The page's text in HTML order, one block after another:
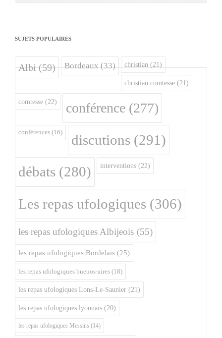
SUJETS POPULAIRES
Albi(59) Bordeaux(33) christian (21)
christian comtesse (21)
comtesse (22) conférence (277)
conférences (16) discutions (291)
débats (280) interventions (22)
Les repas ufologiques (306)
les repas ufologiques Albijeois (55)
les repas ufologiques Bordelais (25)
les repas ufologiques buenos-aires (18)
les repas ufologiques Lons-Le-Saunier (21)
les repas ufologiques lyonnais (20)
les repas ufologiques Messins (14)